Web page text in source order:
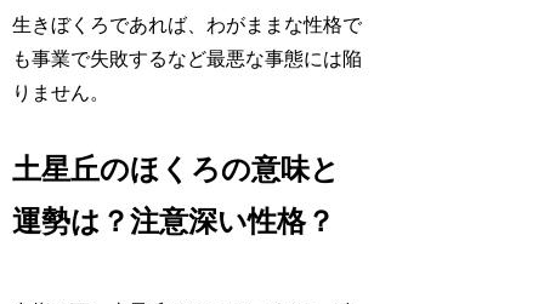
生きぼくろであれば、わがままな性格で
も事業で失敗するなど最悪な事態には陥
りません。
土星丘のほくろの意味と
運勢は？注意深い性格？